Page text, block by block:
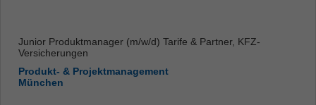
Junior Produktmanager (m/w/d) Tarife & Partner, KFZ-
Versicherungen
Produkt- & Projektmanagement
München